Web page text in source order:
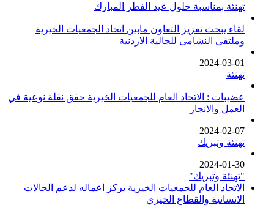
تهنئة بمناسبة حلول عيد الفطر المبارك
لقاء يبحث تعزيز التعاون مابين اتحاد الجمعيات الخيرية
وملتقى النشامى للجالية الاردنية
2024-03-01
تهنئة
عضيبات : الاتحاد العام للجمعيات الخيرية حقق نقلة نوعية في
العمل والانجاز
2024-02-07
تهنئة وتبريك
2024-01-30
"تهنئة وتبريك"
الاتحاد العام للجمعيات الخيرية يركز اعماله لدعم الحالات
الانسانية والقطاع الخيري